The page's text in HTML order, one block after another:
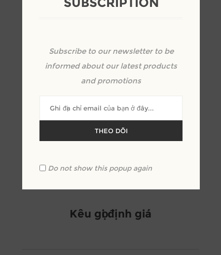
BÀN LÀM VIỆC HIỆN ĐẠI
nhà chế tạo: MOREHOME
SKU: BVH000003
tủ kệ hiện đại vô cùng thuận tiện trong quá
trình làm việc và lưu trữ hồ sơ, giấy tờ.
Kêu gọi định giá
Subscribe to our newsletter to be
informed about our latest products
and promotions
THEO DÕI
Do not show this popup again